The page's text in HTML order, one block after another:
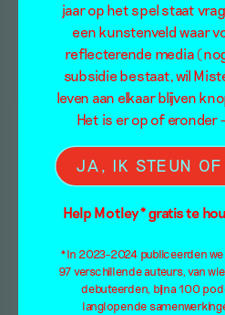
jaar op het spel staat
een kunstenveld waar
reflecterende media
subsidie bestaat, wil
leven aan elkaar blijven
Het is er op of eronder
JA, IK STEUN OF
Help Motley* gratis te
*In 2023-2024 publiceerden we
97 verschillende auteurs, van
debuteerden, bijna 100
langlopende